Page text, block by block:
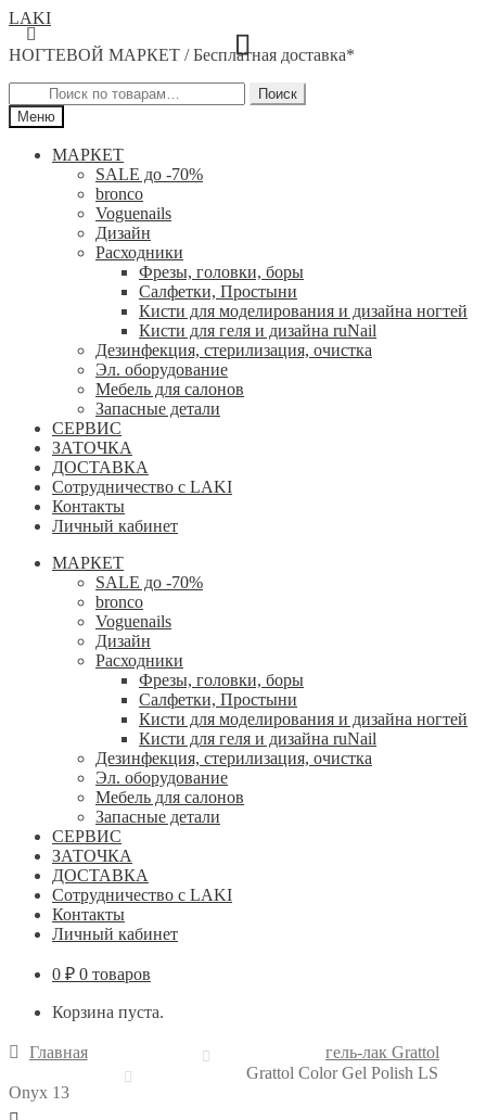
Перейти
навигации
Перейти
содержимому
LAKI
НОГТЕВОЙ МАРКЕТ / Бесплатная доставка*
Искать:
Поиск
Меню
МАРКЕТ
SALE до -70%
bronco
Voguenails
Дизайн
Расходники
Фрезы, головки, боры
Салфетки, Простыни
Кисти для моделирования и дизайна ногтей
Кисти для геля и дизайна ruNail
Дезинфекция, стерилизация, очистка
Эл. оборудование
Мебель для салонов
Запасные детали
СЕРВИС
ЗАТОЧКА
ДОСТАВКА
Сотрудничество с LAKI
Контакты
Личный кабинет
МАРКЕТ
SALE до -70%
bronco
Voguenails
Дизайн
Расходники
Фрезы, головки, боры
Салфетки, Простыни
Кисти для моделирования и дизайна ногтей
Кисти для геля и дизайна ruNail
Дезинфекция, стерилизация, очистка
Эл. оборудование
Мебель для салонов
Запасные детали
СЕРВИС
ЗАТОЧКА
ДОСТАВКА
Сотрудничество с LAKI
Контакты
Личный кабинет
0 ₽ 0 товаров
Корзина пуста.
Главная
гель-лак Grattol
Grattol Color Gel Polish LS
Onyx 13